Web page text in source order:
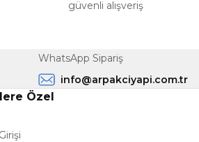
güvenli alışveriş
WhatsApp Sipariş
info@arpakciyapi.com.tr
Özel